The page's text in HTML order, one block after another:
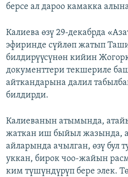
берсе ал дароо камакка
Калиева өзү 29-декабрда
эфиринде сүйлөп жатып
билдирүүсүнөн кийин
документтери текшериле
айткандарына далил
билдирди.
Калиеванын атымында,
жаткан иш быйыл жазында,
айларында ачылган, өзү бул
уккан, бирок чоо-жайын
ким түшүндүрүп бере элек.